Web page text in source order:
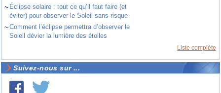
~ Éclipse solaire : tout ce qu’il faut faire (et
éviter) pour observer le Soleil sans risque
~Comment l’éclipse permettra d’observer le
Soleil dévier la lumière des étoiles
Liste complète
Suivez-nous sur ...